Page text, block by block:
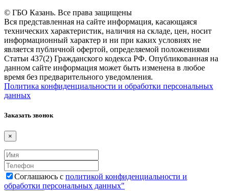
© ГБО Казань. Все права защищены
Вся представленная на сайте информация, касающаяся
технических характеристик, наличия на складе, цен, носит
информационный характер и ни при каких условиях не
является публичной офертой, определяемой положениями
Статьи 437(2) Гражданского кодекса РФ. Опубликованная на
данном сайте информация может быть изменена в любое
время без предварительного уведомления.
Политика конфиденциальности и обработки персональных
данных
Заказать звонок
×
Соглашаюсь с политикой конфиденциальности и
обработки персональных данных"